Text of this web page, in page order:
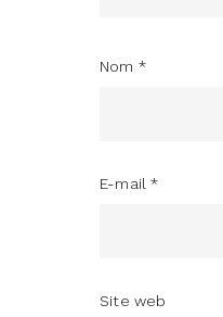
Nom *
E-mail*
Site web